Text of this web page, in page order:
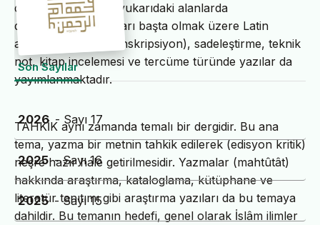
dâhildir. TAHKİK’te yukarıdaki alanlarda
değerlendirme yazıları başta olmak üzere Latin
alfabesine nakil (transkripsiyon), sadeleştirme, teknik
not, kitap incelemesi ve tercüme türünde yazılar da
yayımlanmaktadır.
TAHKİK aynı zamanda temalı bir dergidir. Bu ana
tema, yazma bir metnin tahkik edilerek (edisyon kritik)
neşre hazır hale getirilmesidir. Yazmalar (mahtûtât)
hakkında araştırma, kataloglama, kütüphane ve
literatür tanıtımı gibi araştırma yazıları da bu temaya
dahildir. Bu temanın hedefi, genel olarak İslâm ilimler
Son Sayılar
2026 - Sayı 17
2025 - Sayı 16
2025 - Sayı 15